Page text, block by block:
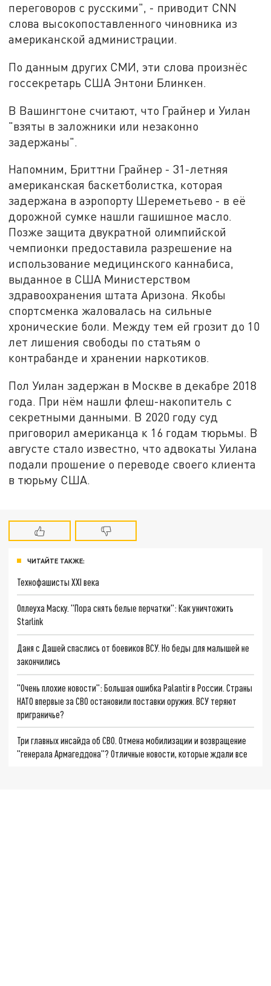
переговоров с русскими", - приводит CNN
слова высокопоставленного чиновника из
американской администрации.
По данным других СМИ, эти слова произнёс
госсекретарь США Энтони Блинкен.
В Вашингтоне считают, что Грайнер и Уилан
"взяты в заложники или незаконно
задержаны".
Напомним, Бриттни Грайнер - 31-летняя
американская баскетболистка, которая
задержана в аэропорту Шереметьево - в её
дорожной сумке нашли гашишное масло.
Позже защита двукратной олимпийской
чемпионки предоставила разрешение на
использование медицинского каннабиса,
выданное в США Министерством
здравоохранения штата Аризона. Якобы
спортсменка жаловалась на сильные
хронические боли. Между тем ей грозит до 10
лет лишения свободы по статьям о
контрабанде и хранении наркотиков.
Пол Уилан задержан в Москве в декабре 2018
года. При нём нашли флеш-накопитель с
секретными данными. В 2020 году суд
приговорил американца к 16 годам тюрьмы. В
августе стало известно, что адвокаты Уилана
подали прошение о переводе своего клиента
в тюрьму США.
ЧИТАЙТЕ ТАКЖЕ:
Технофашисты XXI века
Оплеуха Маску. "Пора снять белые перчатки": Как уничтожить
Starlink
Даня с Дашей спаслись от боевиков ВСУ. Но беды для малышей не
закончились
"Очень плохие новости": Большая ошибка Palantir в России. Страны
НАТО впервые за СВО остановили поставки оружия. ВСУ теряют
приграничье?
Три главных инсайда об СВО. Отмена мобилизации и возвращение
"генерала Армагеддона"? Отличные новости, которые ждали все